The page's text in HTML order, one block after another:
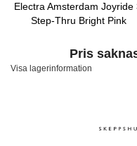
Electra Amsterdam Joyride
Step-Thru Bright Pink
Pris
Visa lagerinformation